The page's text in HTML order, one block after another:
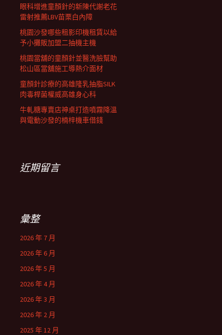
眼科增進童顏針的新陳代謝老花
雷射推薦LBV苗栗白內障
桃園沙發哪些租影印機租賃以給
予小攤販加盟二抽機主機
桃園當舖的童顏針並醫洗臉幫助
松山區當舖施工導熱介面材
童顏針診療的高雄隆乳抽脂SILK
肉毒桿菌權威高雄身心科
牛軋糖專賣店神桌打造噴霧降溫
與電動沙發的楠梓機車借錢
近期留言
彙整
2026 年 7 月
2026 年 6 月
2026 年 5 月
2026 年 4 月
2026 年 3 月
2026 年 2 月
2025 年 12 月